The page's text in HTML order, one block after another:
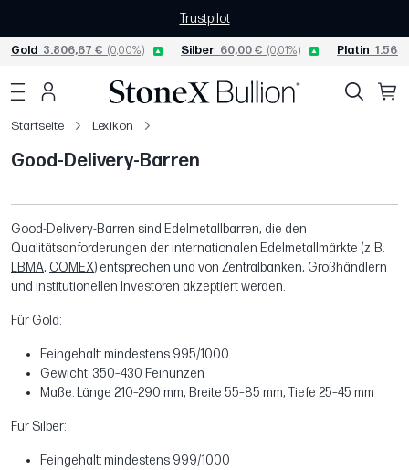
Trustpilot
Gold 3.806,67 € (0,00%) Silber 60,00 € (0,01%) Platin
Startseite Lexikon
Good-Delivery-Barren
Good-Delivery-Barren sind Edelmetallbarren, die den
Qualitätsanforderungen der internationalen Edelmetallmärkte (z. B.
LBMA, COMEX) entsprechen und von Zentralbanken, Großhändlern
und institutionellen Investoren akzeptiert werden.
Für Gold:
Feingehalt: mindestens 995/1000
Gewicht: 350–430 Feinunzen
Maße: Länge 210–290 mm, Breite 55–85 mm, Tiefe 25–45 mm
Für Silber:
Feingehalt: mindestens 999/1000